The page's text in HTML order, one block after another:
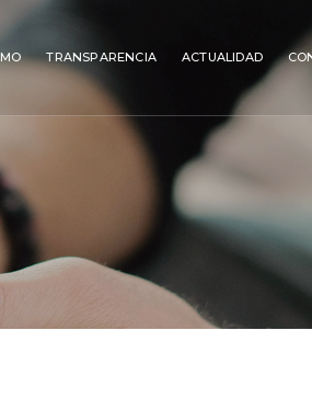
TRANSPARENCIA ACTUALIDAD